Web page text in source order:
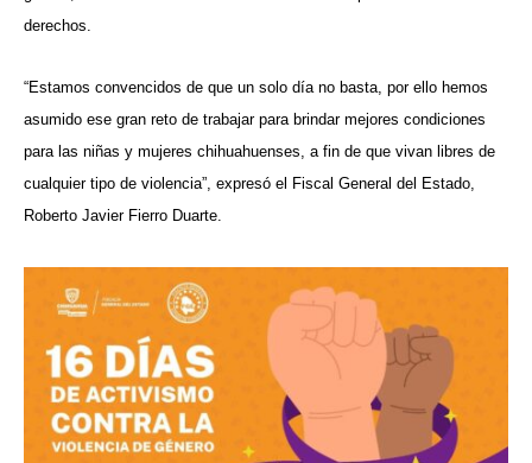
derechos.
“Estamos convencidos de que un solo día no basta, por ello hemos
asumido ese gran reto de trabajar para brindar mejores condiciones
para las niñas y mujeres chihuahuenses, a fin de que vivan libres de
cualquier tipo de violencia”, expresó el Fiscal General del Estado,
Roberto Javier Fierro Duarte.